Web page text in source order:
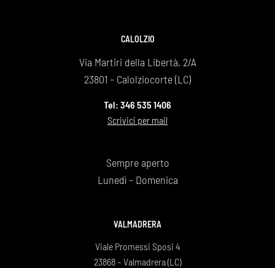
CALOLZIO
Via Martiri della Libertà, 2/A
23801 – Calolziocorte (LC)
Tel: 346 535 1406
Scrivici per mail
Sempre aperto
Lunedì – Domenica
VALMADRERA
Viale Promessi Sposi 4
23868 – Valmadrera (LC)